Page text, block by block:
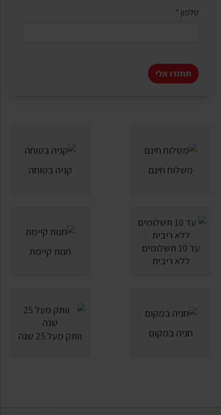
טלפון *
תחזרו אלי
משלוח חינם קניה בטוחה
עד 10 תשלומים
ללא ריבית
חנות קיימת
חניה במקום וותק מעל 25 שנה